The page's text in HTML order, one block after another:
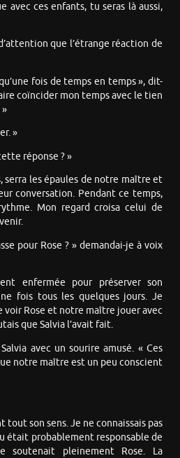
avec ces enfants, tu seras là aussi,
que l’étrange réaction de
fois de temps en temps », dit-
coïncider mon temps avec le tien
»
»
réponse ? »
serra les épaules de notre maître et
conversation. Pendant ce temps,
Mon regard croisa celui de
pour Rose ? » demandai-je à voix
enfermée pour préserver son
fois tous les quelques jours. Je
voir Rose et notre maître jouer avec
que Salvia l’avait fait.
avec un sourire amusé. « Ces
notre maître est un peu conscient
son sens. Je ne connaissais pas
était probablement responsable de
soutenait pleinement Rose. La